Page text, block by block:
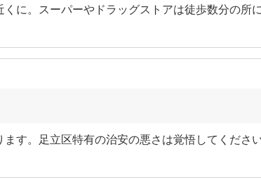
に。スーパーやドラッグストアは徒歩数分の所
す。足立区特有の治安の悪さは覚悟してください